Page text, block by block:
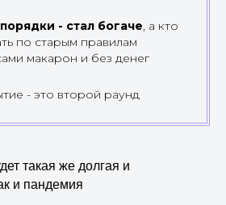
- стал богаче , а кто
по старым правилам
макарон и без денег
- это второй раунд
такая же долгая и
и пандемия